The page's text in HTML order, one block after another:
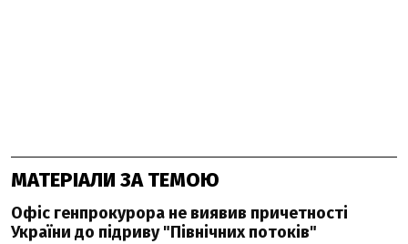
МАТЕРІАЛИ ЗА ТЕМОЮ
Офіс генпрокурора не виявив причетності
України до підриву "Північних потоків"